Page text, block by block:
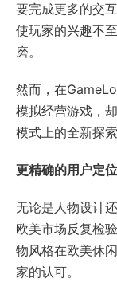
要完成更多的交
使玩家的兴趣不
磨。
然而，在
模拟经营游戏，
模式上的全新探索
更精确的用户定
无论是人物设计
欧美市场反复检
物风格在欧美休
家的认可。